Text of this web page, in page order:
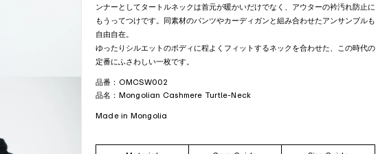
ンナーとしてタートルネックは首元が暖かいだけでなく、アウターの衿汚れ防止に
もうってつけです。同素材のパンツやカーディガンと組み合わせたアンサンブルも
自由自在。
ゆったりシルエットのボディに程よくフィットするネックを合わせた、この時代の
定番にふさわしい一枚です。
品番：OMCSW002
品名：Mongolian Cashmere Turtle-Neck
Made in Mongolia